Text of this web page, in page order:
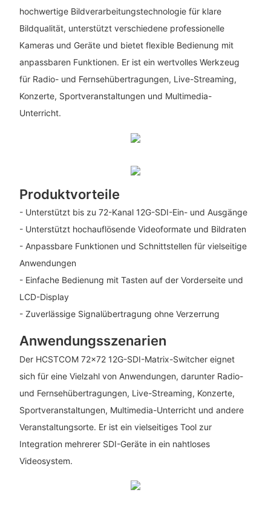
hochwertige Bildverarbeitungstechnologie für klare
Bildqualität, unterstützt verschiedene professionelle
Kameras und Geräte und bietet flexible Bedienung mit
anpassbaren Funktionen. Er ist ein wertvolles Werkzeug
für Radio- und Fernsehübertragungen, Live-Streaming,
Konzerte, Sportveranstaltungen und Multimedia-
Unterricht.
Produktvorteile
- Unterstützt bis zu 72-Kanal 12G-SDI-Ein- und Ausgänge
- Unterstützt hochauflösende Videoformate und Bildraten
- Anpassbare Funktionen und Schnittstellen für vielseitige
Anwendungen
- Einfache Bedienung mit Tasten auf der Vorderseite und
LCD-Display
- Zuverlässige Signalübertragung ohne Verzerrung
Anwendungsszenarien
Der HCSTCOM 72x72 12G-SDI-Matrix-Switcher eignet
sich für eine Vielzahl von Anwendungen, darunter Radio-
und Fernsehübertragungen, Live-Streaming, Konzerte,
Sportveranstaltungen, Multimedia-Unterricht und andere
Veranstaltungsorte. Er ist ein vielseitiges Tool zur
Integration mehrerer SDI-Geräte in ein nahtloses
Videosystem.